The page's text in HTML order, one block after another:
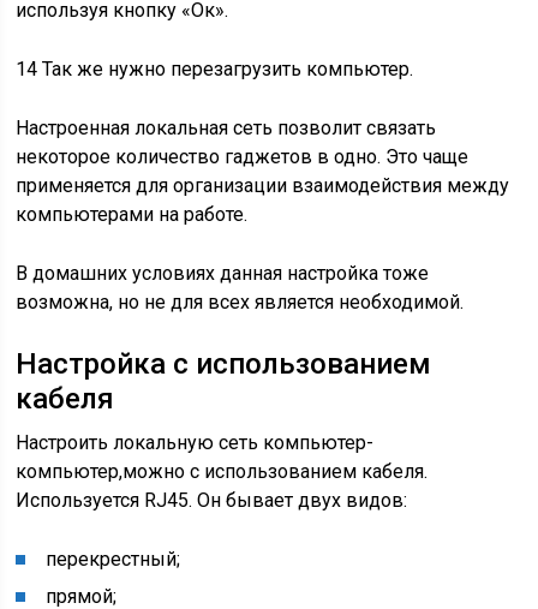
используя кнопку «Ок».
14 Так же нужно перезагрузить компьютер.
Настроенная локальная сеть позволит связать
некоторое количество гаджетов в одно. Это чаще
применяется для организации взаимодействия между
компьютерами на работе.
В домашних условиях данная настройка тоже
возможна, но не для всех является необходимой.
Настройка с использованием
кабеля
Настроить локальную сеть компьютер-
компьютер,можно с использованием кабеля.
Используется RJ45. Он бывает двух видов:
перекрестный;
прямой;